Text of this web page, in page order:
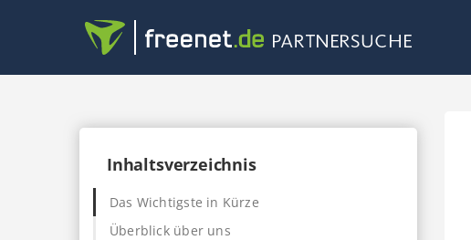
Inhaltsverzeichnis
Das Wichtigste in Kürze
Überblick über uns